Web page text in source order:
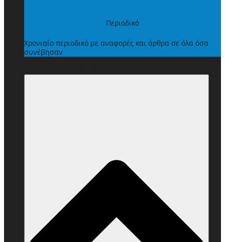
Περιοδικό
Χρονιαίο περιοδικό με αναφορές και άρθρα σε όλα όσα
συνέβησαν